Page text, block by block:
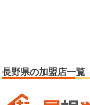
長野県の加盟店一覧